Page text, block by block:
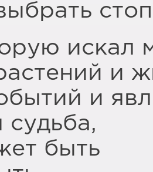
искал
и
и
судьба,
быть